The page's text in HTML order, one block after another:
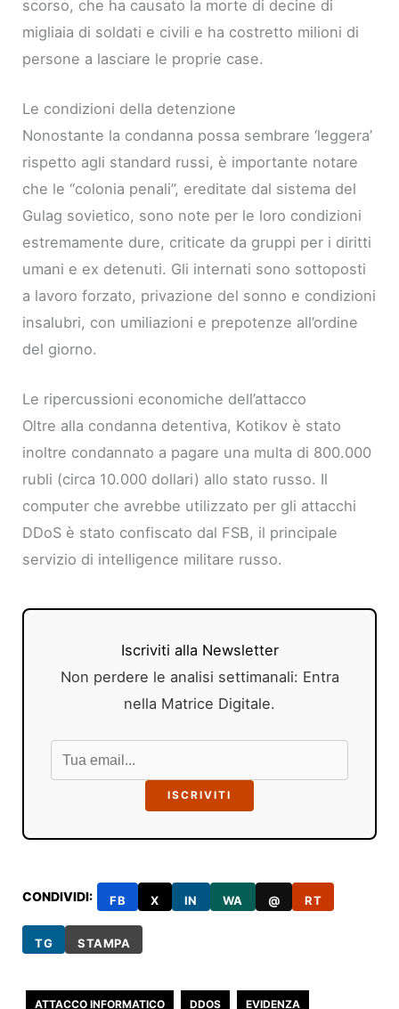
scorso, che ha causato la morte di decine di
migliaia di soldati e civili e ha costretto milioni di
persone a lasciare le proprie case.
Le condizioni della detenzione
Nonostante la condanna possa sembrare ‘leggera’
rispetto agli standard russi, è importante notare
che le “colonia penali”, ereditate dal sistema del
Gulag sovietico, sono note per le loro condizioni
estremamente dure, criticate da gruppi per i diritti
umani e ex detenuti. Gli internati sono sottoposti
a lavoro forzato, privazione del sonno e condizioni
insalubri, con umiliazioni e prepotenze all’ordine
del giorno.
Le ripercussioni economiche dell’attacco
Oltre alla condanna detentiva, Kotikov è stato
inoltre condannato a pagare una multa di 800.000
rubli (circa 10.000 dollari) allo stato russo. Il
computer che avrebbe utilizzato per gli attacchi
DDoS è stato confiscato dal FSB, il principale
servizio di intelligence militare russo.
Iscriviti alla Newsletter
Non perdere le analisi settimanali: Entra
nella Matrice Digitale.
ISCRIVITI
CONDIVIDI: FB X IN WA @ RT
TG STAMPA
ATTACCO INFORMATICO DDOS EVIDENZA